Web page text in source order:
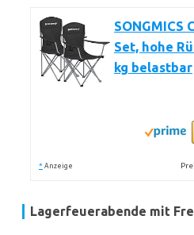
SONGMICS
Set, hohe
kg belastbar
* Anzeige
Lagerfeuerabende mit